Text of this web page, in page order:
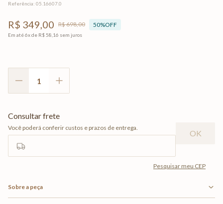
Referência: 05.16607.0
R$ 349,00 R$698,00 50%OFF
Em até6x de R$ 58 16 sem juros
Sobre a peça